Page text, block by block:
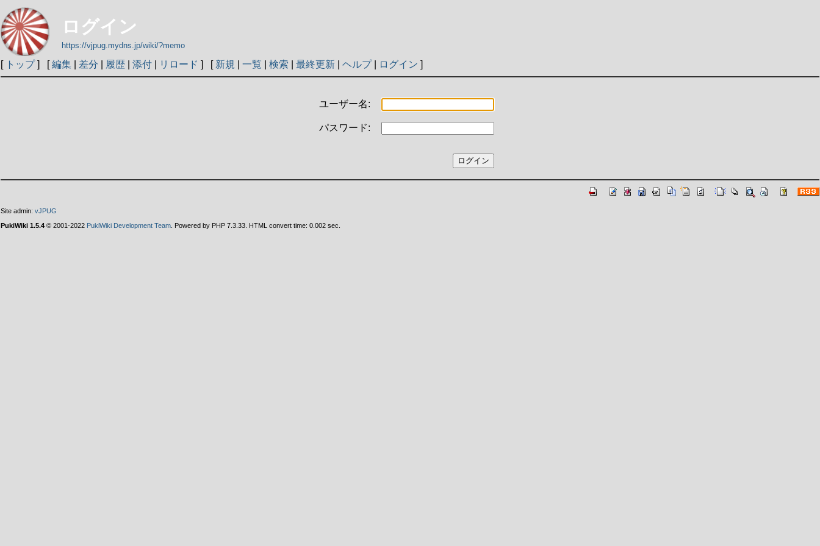
ログイン
https://vjpug.mydns.jp/wiki/?memo
[ トップ] [編集 差分 履歴 添付 リロード ] [ 新規 一覧 検索 最終更新 ヘルプ| ログイン ]
ユーザー名:
パスワード:
Site admin: vJPUG
PukiWiki 1.5.4 © 2001-2022 PukiWiki Development Team . Powered by PHP 7.3.33. HTML convert time: 0.002 sec.